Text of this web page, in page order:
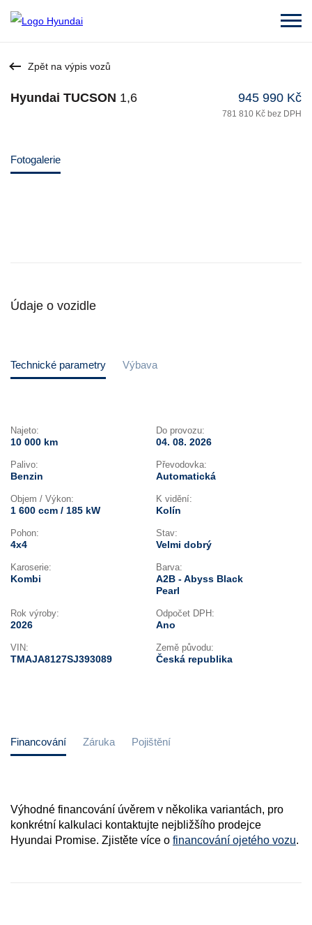
Zpět na výpis vozů
Hyundai TUCSON 1,6 945 990 Kč
781 810 Kč bez DPH
Fotogalerie
Údaje o vozidle
Technické parametry Výbava
Najeto:
10 000 km
Do provozu:
04. 08. 2026
Palivo:
Benzin
Převodovka:
Automatická
Objem / Výkon:
1 600 ccm / 185 kW
K vidění:
Kolín
Pohon:
4x4
Stav:
Velmi dobrý
Karoserie:
Kombi
Barva:
A2B - Abyss Black
Pearl
Rok výroby:
2026
Odpočet DPH:
Ano
VIN:
TMAJA8127SJ393089
Země původu:
Česká republika
Financování Záruka Pojištění
Výhodné financování úvěrem v několika variantách, pro
konkrétní kalkulaci kontaktujte nejbližšího prodejce
Hyundai Promise. Zjistěte více o financování ojetého vozu.